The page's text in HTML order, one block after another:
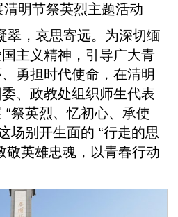
明节祭英烈主题活动
翠，哀思寄远。为深切缅
主义精神，引导广大青
勇担时代使命，在清明
、政教处组织师生代表
祭英烈、忆初心、承使
场别开生面的 “行走的思
敬英雄忠魂，以青春行动